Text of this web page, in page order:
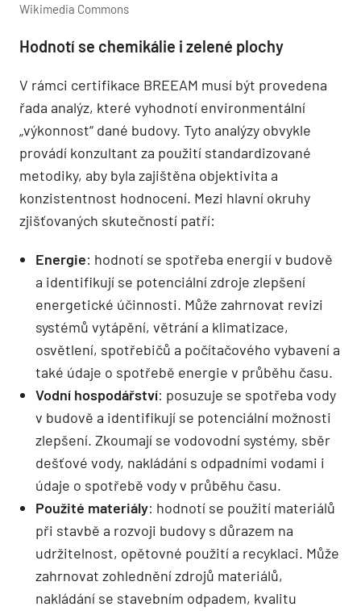
Wikimedia Commons
Hodnotí se chemikálie i zelené plochy
V rámci certifikace BREEAM musí být provedena
řada analýz, které vyhodnotí environmentální
„výkonnost“ dané budovy. Tyto analýzy obvykle
provádí konzultant za použití standardizované
metodiky, aby byla zajištěna objektivita a
konzistentnost hodnocení. Mezi hlavní okruhy
zjišťovaných skutečností patří:
Energie: hodnotí se spotřeba energií v budově
a identifikují se potenciální zdroje zlepšení
energetické účinnosti. Může zahrnovat revizi
systémů vytápění, větrání a klimatizace,
osvětlení, spotřebičů a počítačového vybavení a
také údaje o spotřebě energie v průběhu času.
Vodní hospodářství: posuzuje se spotřeba vody
v budově a identifikují se potenciální možnosti
zlepšení. Zkoumají se vodovodní systémy, sběr
dešťové vody, nakládání s odpadními vodami i
údaje o spotřebě vody v průběhu času.
Použité materiály: hodnotí se použití materiálů
při stavbě a rozvoji budovy s důrazem na
udržitelnost, opětovné použití a recyklaci. Může
zahrnovat zohlednění zdrojů materiálů,
nakládání se stavebním odpadem, kvalitu